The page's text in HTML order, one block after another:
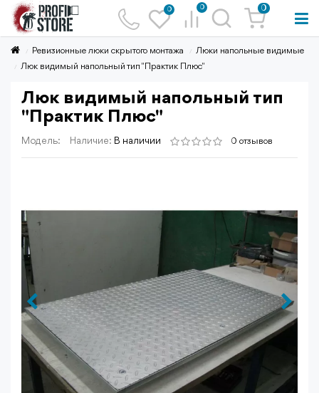
0 0 0
Ревизионные люки скрытого монтажа
Люки напольные видимые
Люк видимый напольный тип "Практик Плюс"
Люк видимый напольный тип
"Практик Плюс"
Модель: Наличие: В наличии 0 отзывов